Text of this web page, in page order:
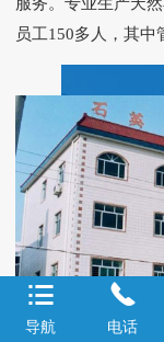

导航

电话
员工150多人，其
资额1360万元，年
厚、检测设备先进齐全。 本公司能生产用于各
料，规格型号齐全
质地坚硬，经淡水
的天然滤料。建设
量检测，合格率
和磨损率之和＜
酸可溶率＜2.0%，
量指标均符合建设